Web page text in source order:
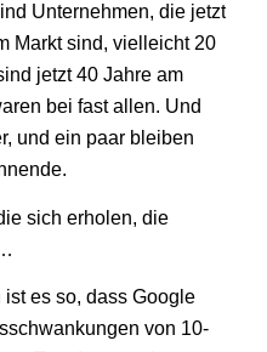
Unternehmen, die jetzt
Markt sind, vielleicht 20
jetzt 40 Jahre am
bei fast allen. Und
und ein paar bleiben
sich erholen, die
es so, dass Google
von 10-